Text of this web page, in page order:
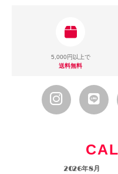
5,000円以上で
送料無料
2026年8月